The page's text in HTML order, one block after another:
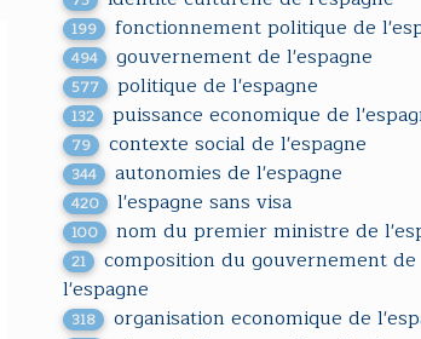
199 fonctionnement politique de
494 gouvernement de l'espagne
577 politique de l'espagne
132 puissance economique de
79 contexte social de l'espagne
344 autonomies de l'espagne
420 l'espagne sans visa
100 nom du premier ministre de
21
composition du gouvernement de
l'espagne
318 organisation economique de